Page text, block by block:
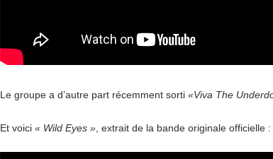
Le groupe a d’autre part récemment sorti «Viva The
Et voici « Wild Eyes » , extrait de la bande originale officielle :